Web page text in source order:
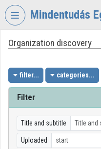
Skip header
Mindentudás
VIDEOTORIUM
MINDENTUDÁS
EGYETEME
Organization home
Log In
Organization discovery
Organization discovery
filter... categories...
Filter
Title and subtitle
Uploaded